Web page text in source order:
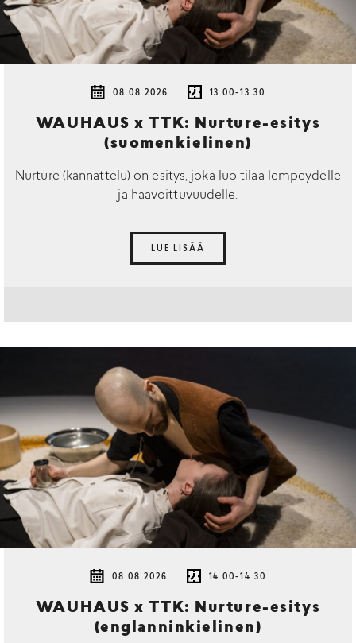
08.08.2026 13.00-13.30
WAUHAUS x TTK: Nurture-esitys
(suomenkielinen)
Nurture (kannattelu) on esitys, joka luo tilaa lempeydelle
ja haavoittuvuudelle.
LUE LISÄÄ
08.08.2026 14.00-14.30
WAUHAUS x TTK: Nurture-esitys
(englanninkielinen)